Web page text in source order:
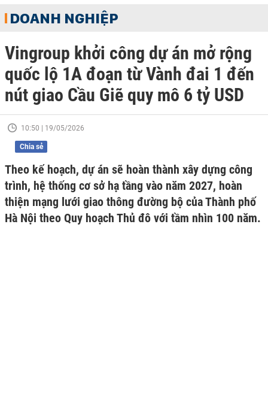
DOANH NGHIỆP
Vingroup khởi công dự án mở rộng
quốc lộ 1A đoạn từ Vành đai 1 đến
nút giao Cầu Giẽ quy mô 6 tỷ USD
10:50 | 19/05/2026
Chia sẻ
Theo kế hoạch, dự án sẽ hoàn thành xây dựng công
trình, hệ thống cơ sở hạ tầng vào năm 2027, hoàn
thiện mạng lưới giao thông đường bộ của Thành phố
Hà Nội theo Quy hoạch Thủ đô với tầm nhìn 100 năm.